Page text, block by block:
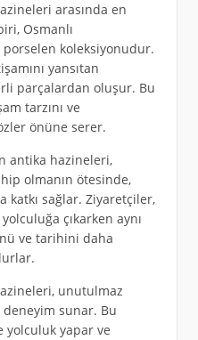
arasında en
Osmanlı
koleksiyonudur.
yansıtan
parçalardan oluşur. Bu
tarzını ve
önüne serer.
antika hazineleri,
olmanın ötesinde,
katkı sağlar. Ziyaretçiler,
çıkarken aynı
ve tarihini daha
unutulmaz
sunar. Bu
yolculuk yapar ve